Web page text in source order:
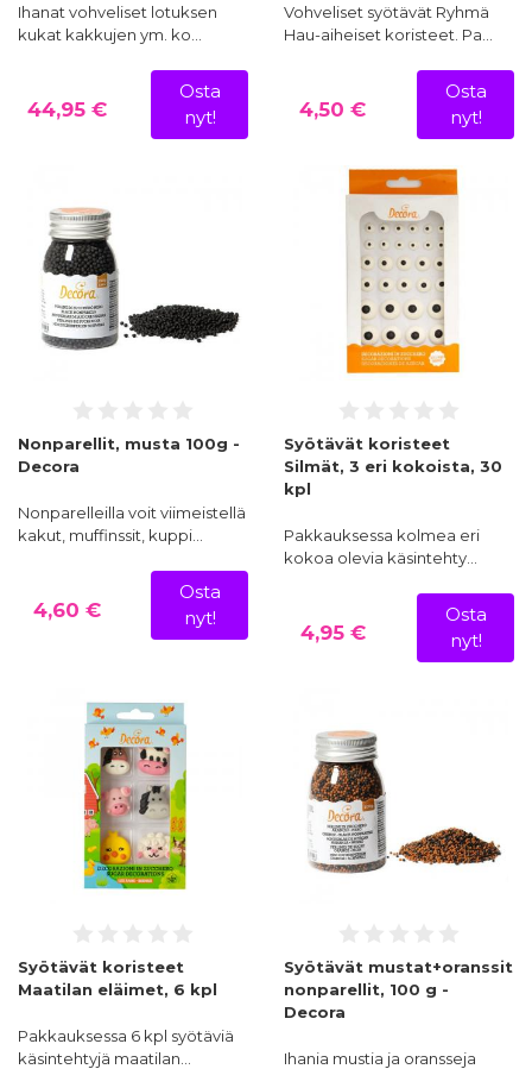
Ihanat vohveliset lotuksen
kukat kakkujen ym. ko…
44,95 €
Osta
nyt!
Vohveliset syötävät Ryhmä
Hau-aiheiset koristeet. Pa…
4,50 €
Osta
nyt!
Nonparellit, musta 100g -
Decora
Nonparelleilla voit viimeistellä
kakut, muffinssit, kuppi…
4,60 €
Osta
nyt!
Syötävät koristeet
Silmät, 3 eri kokoista, 30
kpl
Pakkauksessa kolmea eri
kokoa olevia käsintehty…
4,95 €
Osta
nyt!
Syötävät koristeet
Maatilan eläimet, 6 kpl
Pakkauksessa 6 kpl syötäviä
käsintehtyjä maatilan…
Syötävät mustat+oranssit
nonparellit, 100 g -
Decora
Ihania mustia ja oransseja